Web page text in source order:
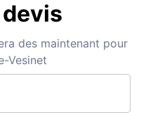
des maintenant pour
Vesinet